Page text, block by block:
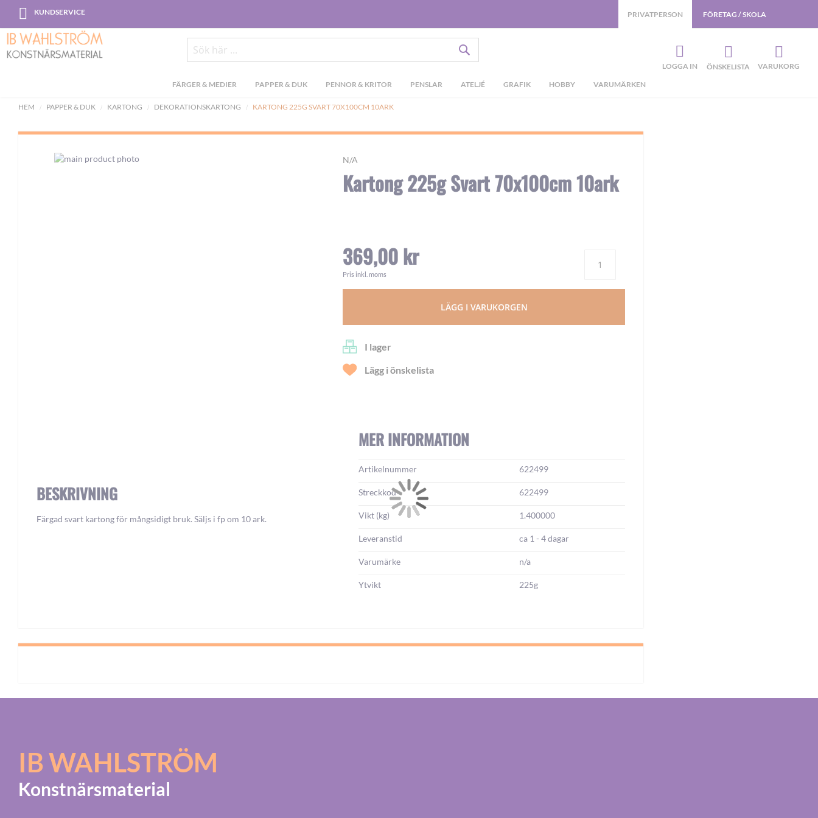
KUNDSERVICESkip
Content
Sök
FÄRGER & MEDIER PAPPER & DUK PENNOR & KRITOR PENSLAR ATELJÉ GRAFIK HOBBY VARUMÄRKEN
PRIVATPERSON FÖRETAG / SKOLA
LOGGA IN ÖNSKELISTA VARUKORG
HEM PAPPER & DUK KARTONG DEKORATIONSKARTONG KARTONG 225G SVART 70X100CM 10ARK
N/A
Kartong 225g Svart 70x100cm 10ark
369,00 kr
Pris inkl. moms
LÄGG I VARUKORGEN
I lager
Lägg i önskelista
BESKRIVNING
Färgad svart kartong för mångsidigt bruk. Säljs i fp om 10 ark.
MER INFORMATION
Mer
information:
Artikelnummer 622499
Streckkod 622499
Vikt (kg) 1.400000
Leveranstid ca 1 - 4 dagar
Varumärke n/a
Ytvikt 225g
IB WAHLSTRÖM
Konstnärsmaterial